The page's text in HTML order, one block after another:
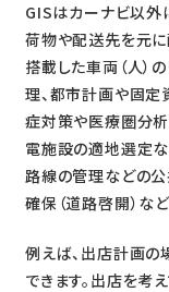
GISはカーナビ以外
荷物や配送先を元
搭載した車両（人）
理、都市計画や固定
症対策や医療圏分
電施設の適地選定
路線の管理などの
確保（道路啓開）な
例えば、出店計画
できます。出店を考